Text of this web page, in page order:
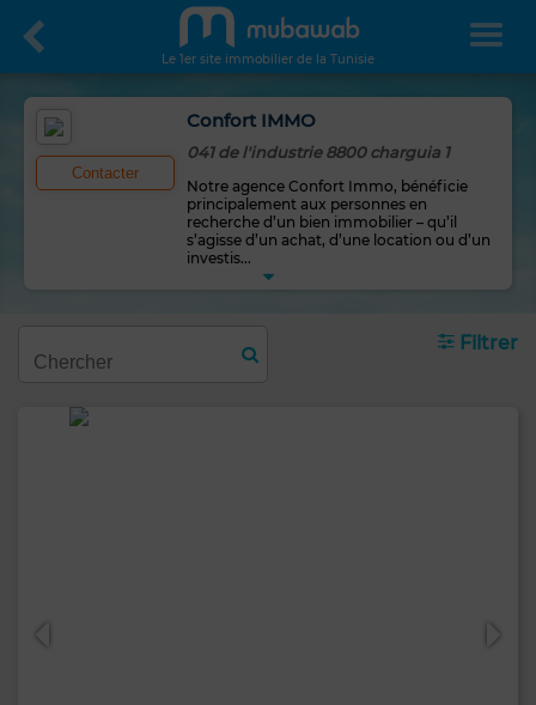
Le 1er site immobilier de la Tunisie
Contacter
Confort IMMO
041 de l'industrie 8800 charguia 1
Notre agence Confort Immo, bénéficie
principalement aux personnes en
recherche d’un bien immobilier – qu’il
s’agisse d’un achat, d’une location ou d’un
investis...
Filtrer